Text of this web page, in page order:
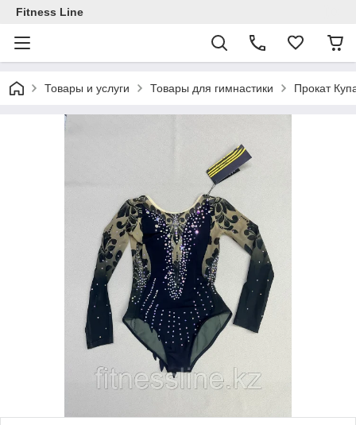
Fitness Line
Товары и услуги Товары для гимнастики Прокат